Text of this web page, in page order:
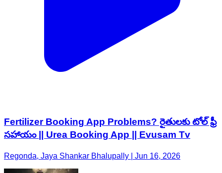
Fertilizer Booking App Problems? రైతులకు టోల్ ఫ్రీ
సహాయం || Urea Booking App || Evusam Tv
Regonda, Jaya Shankar Bhalupally | Jun 16, 2026